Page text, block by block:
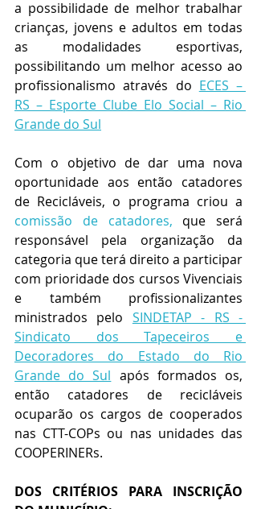
a possibilidade de melhor trabalhar
crianças, jovens e adultos em todas
as modalidades esportivas,
possibilitando um melhor acesso ao
profissionalismo através do ECES –
RS – Esporte Clube Elo Social – Rio
Grande do Sul
Com o objetivo de dar uma nova
oportunidade aos então catadores
comissão de catadores,
que será
responsável pela organização da
categoria que terá direito a participar
com prioridade dos cursos Vivenciais
e também profissionalizantes
ministrados pelo SINDETAP - RS -
Sindicato dos Tapeceiros e
Decoradores do Estado do Rio
Grande do Sul após formados os,
então catadores de recicláveis
ocuparão os cargos de cooperados
nas CTT-COPs ou nas unidades das
COOPERINERs.
DOS CRITÉRIOS PARA INSCRIÇÃO